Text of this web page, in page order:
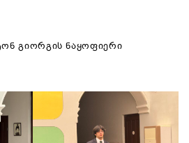
გიორგის ნაყოფიერი